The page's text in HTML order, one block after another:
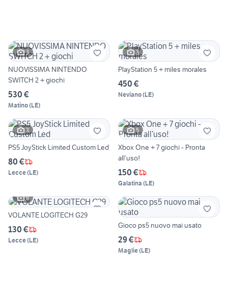
3
NUOVISSIMA NINTENDO
SWITCH 2 + giochi
530 €
Matino(LE)
3
PlayStation 5 + miles morales
450 €
Neviano(LE)
3
PS5 JoyStick Limited Custom Led
80 €
Lecce(LE)
5
Xbox One + 7 giochi - Pronta
all’uso!
150 €
Galatina (LE)
6
VOLANTE LOGITECH G29
130 €
Lecce(LE)
Gioco ps5 nuovo mai usato
29 €
Maglie(LE)